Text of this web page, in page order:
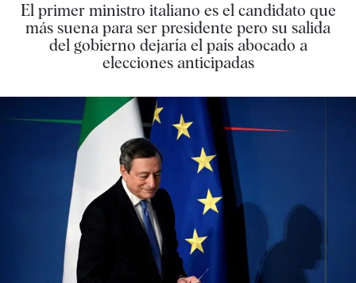
El primer ministro italiano es el candidato que
más suena para ser presidente pero su salida
del gobierno dejaría el país abocado a
elecciones anticipadas